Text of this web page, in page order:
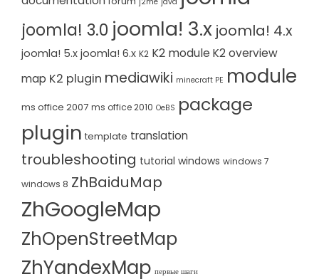
joomla! 3.0 joomla! 3.x joomla! 4.x
joomla! 5.x joomla! 6.x K2 K2 module K2 overview
map K2 plugin mediawiki minecraft PE module
ms office 2007 ms office 2010 OeBS package
plugin template translation
troubleshooting tutorial windows windows 7
windows 8 ZhBaiduMap
ZhGoogleMap
ZhOpenStreetMap
ZhYandexMap первые шаги